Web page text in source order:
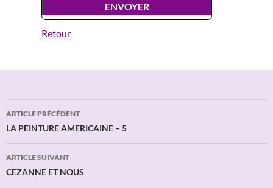
Retour
Navigation
des
articles
ARTICLE PRÉCÉDENT
LA PEINTURE AMERICAINE – 5
ARTICLE SUIVANT
CEZANNE ET NOUS